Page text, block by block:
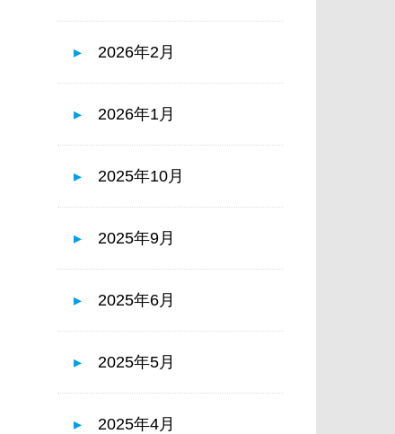
2026年2月
2026年1月
2025年10月
2025年9月
2025年6月
2025年5月
2025年4月